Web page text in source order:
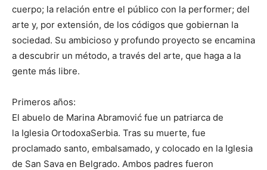
cuerpo; la relación entre el público con la performer; del
arte y, por extensión, de los códigos que gobiernan la
sociedad. Su ambicioso y profundo proyecto se encamina
a descubrir un método, a través del arte, que haga a la
gente más libre.
Primeros años:
El abuelo de Marina Abramović fue un patriarca de
la Iglesia OrtodoxaSerbia. Tras su muerte, fue
proclamado santo, embalsamado, y colocado en la Iglesia
de San Sava en Belgrado. Ambos padres fueron